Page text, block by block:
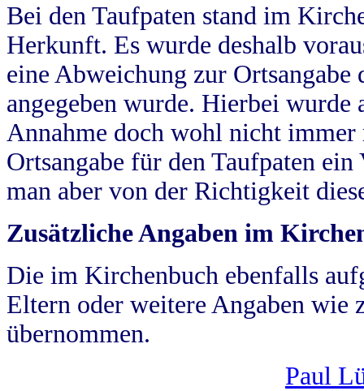
Bei den Taufpaten stand im
Herkunft. Es wurde deshalb
eine Abweichung zur
angegeben wurde. Hierbei wurde
Annahme doch wohl nicht
Ortsangabe für den Taufpaten
man aber von der Richtigkeit
Zusätzliche Angaben im
Die im Kirchenbuch ebenfalls
Eltern oder weitere Angaben wie
übernommen.
Paul